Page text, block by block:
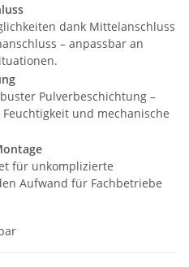
dank Mittelanschluss
– anpassbar an
Pulverbeschichtung –
und mechanische
für unkomplizierte
Aufwand für Fachbetriebe